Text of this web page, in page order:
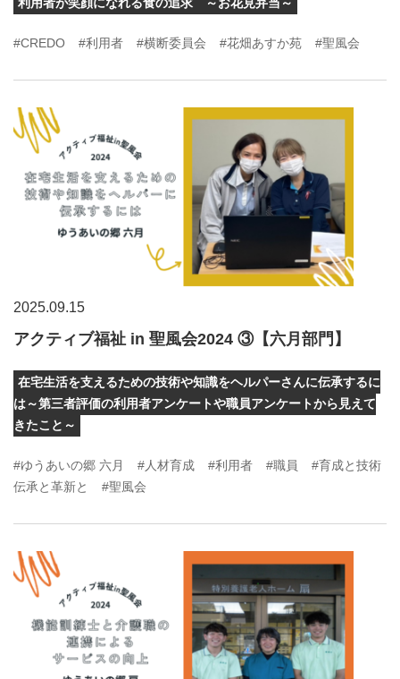
利用者が笑顔になれる食の追求 ～お花見弁当～
#CREDO #利用者 #横断委員会 #花畑あすか苑 #聖風会
2025.09.15
アクティブ福祉 in 聖風会2024 ③【六月部門】
在宅生活を支えるための技術や知識をヘルパーさんに伝承するに
は～第三者評価の利用者アンケートや職員アンケートから見えて
きたこと～
#ゆうあいの郷 六月 #人材育成 #利用者 #職員
#育成と技術
伝承と革新と
#聖風会